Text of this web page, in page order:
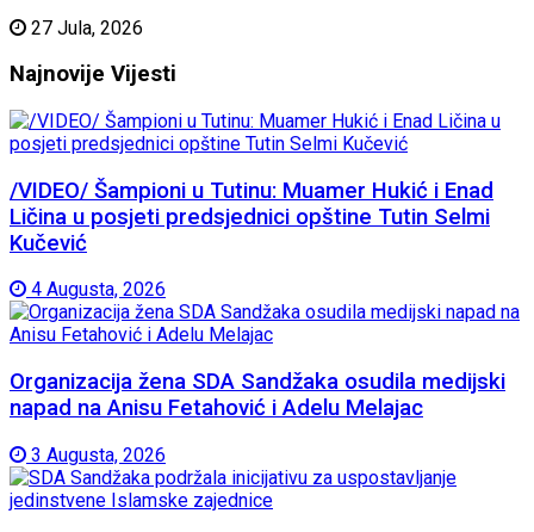
27 Jula, 2026
Najnovije Vijesti
/VIDEO/ Šampioni u Tutinu: Muamer Hukić i Enad
Ličina u posjeti predsjednici opštine Tutin Selmi
Kučević
4 Augusta, 2026
Organizacija žena SDA Sandžaka osudila medijski
napad na Anisu Fetahović i Adelu Melajac
3 Augusta, 2026